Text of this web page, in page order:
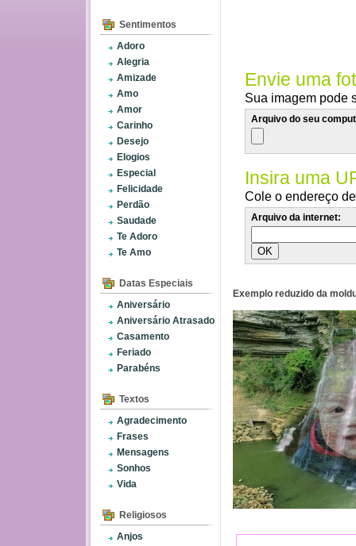
Sentimentos
Adoro
Alegria
Amizade
Amo
Amor
Carinho
Desejo
Elogios
Especial
Felicidade
Perdão
Saudade
Te Adoro
Te Amo
Datas Especiais
Aniversário
Aniversário Atrasado
Casamento
Feriado
Parabéns
Textos
Agradecimento
Frases
Mensagens
Sonhos
Vida
Religiosos
Anjos
Envie uma
Sua imagem pode
Arquivo do seu
Insira uma
Cole o endereço
Arquivo da internet:
Exemplo reduzido da